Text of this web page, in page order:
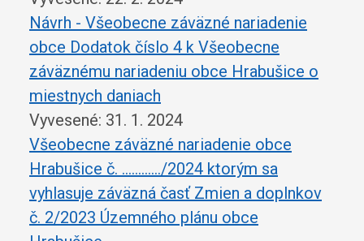
Návrh - Všeobecne záväzné nariadenie
obce Dodatok číslo 4 k Všeobecne
záväznému nariadeniu obce Hrabušice o
miestnych daniach
Vyvesené: 31. 1. 2024
Všeobecne záväzné nariadenie obce
Hrabušice č. ............/2024 ktorým sa
vyhlasuje záväzná časť Zmien a doplnkov
č. 2/2023 Územného plánu obce